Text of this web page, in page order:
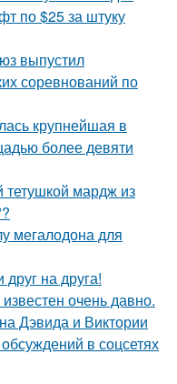
по $25 за штуку
выпустил
соревнований по
крупнейшая в
более девяти
тетушкой мардж из
мегалодона для
на друга!
очень давно.
Дэвида и Виктории
в соцсетях